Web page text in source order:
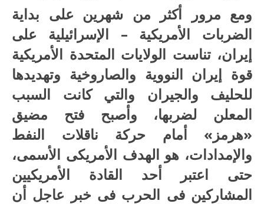
ومع مرور أكثر من شهرين على بداية
الضربات الأمريكية – الإسرائيلية على
إيران، تناست الولايات المتحدة الأمريكية
قوة إيران النووية والصاروخية وتهديدها
للحليف والجيران والتي كانت السبب
المعلن لضربها، وأصبح فتح مضيق
«هرمز» أمام حركة ناقلات النفط
والإمدادات، هو الهدف الأمريكى الأسمى،
حتى اعتبر أحد القادة الأمريكيين
المشاركين فى الحرب فى خبر عاجل أن